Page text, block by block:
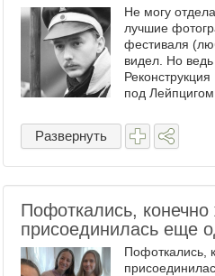
Не могу
лучшие
фестиваля
видел. Но ведь
под
Norbert Vogel.
Развернуть
Пофоткались,
присоединилась еще
Пофоткались,